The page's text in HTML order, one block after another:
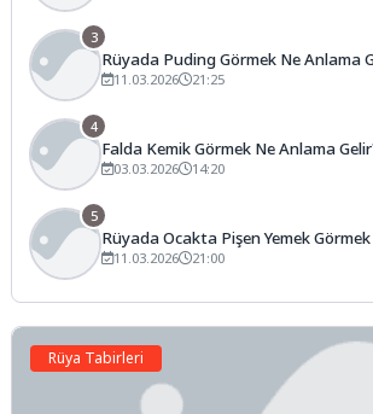
3
Rüyada Puding Görmek Ne Anlama
11.03.2026 21:25
4
Falda Kemik Görmek Ne Anlama
03.03.2026 14:20
5
Rüyada Ocakta Pişen Yemek
11.03.2026 21:00
Rüya Tabirleri